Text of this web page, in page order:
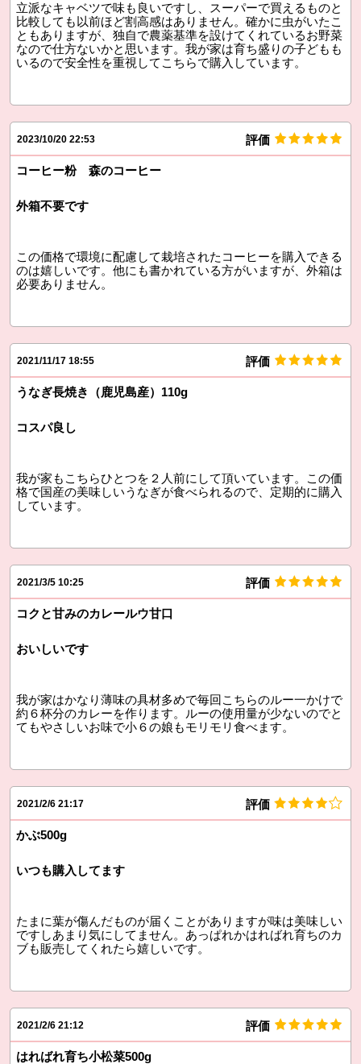
立派なキャベツで味も良いですし、スーパーで買えるものと
比較しても以前ほど割高感はありません。確かに虫がいたこ
ともありますが、独自で農薬基準を設けてくれているお野菜
なので仕方ないかと思います。我が家は育ち盛りの子どもも
いるので安全性を重視してこちらで購入しています。
2023/10/20 22:53 評価
コーヒー粉 森のコーヒー
外箱不要です
この価格で環境に配慮して栽培されたコーヒーを購入できる
のは嬉しいです。他にも書かれている方がいますが、外箱は
必要ありません。
2021/11/17 18:55 評価
うなぎ長焼き（鹿児島産）110g
コスパ良し
我が家もこちらひとつを２人前にして頂いています。この価
格で国産の美味しいうなぎが食べられるので、定期的に購入
しています。
2021/3/5 10:25 評価
コクと甘みのカレールウ甘口
おいしいです
我が家はかなり薄味の具材多めで毎回こちらのルー一かけで
約６杯分のカレーを作ります。ルーの使用量が少ないのでと
てもやさしいお味で小６の娘もモリモリ食べます。
2021/2/6 21:17 評価
かぶ500g
いつも購入してます
たまに葉が傷んだものが届くことがありますが味は美味しい
ですしあまり気にしてません。あっぱれかはればれ育ちのカ
ブも販売してくれたら嬉しいです。
2021/2/6 21:12 評価
はればれ育ち小松菜500g